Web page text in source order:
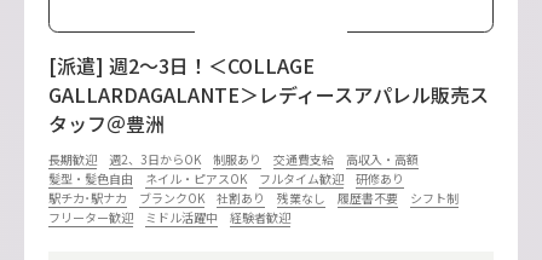
[派遣] 週2～3日！＜COLLAGE
GALLARDAGALANTE＞レディースアパレル販売ス
タッフ＠豊洲
長期歓迎 週2、3日からOK 制服あり 交通費支給
高収入・高額
髪型・髪色自由
ネイル・ピアスOK フルタイム歓迎
研修あり
駅チカ･駅ナカ
ブランクOK 社割あり 残業なし 履歴書不要
シフト制
フリーター歓迎
ミドル活躍中 経験者歓迎